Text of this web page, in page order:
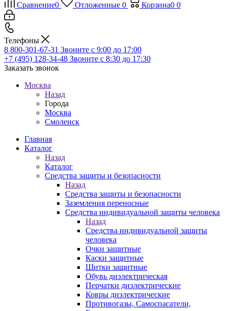
Сравнение0 Отложенные 0 Корзина0 0
Телефоны
8 800-301-67-31 Звоните с 9:00 до 17:00
+7 (495) 128-34-48 Звоните с 8:30 до 17:30
Заказать звонок
Москва
Назад
Города
Москва
Смоленск
Главная
Каталог
Назад
Каталог
Средства защиты и безопасности
Назад
Средства защиты и безопасности
Заземления переносные
Средства индивидуальной защиты человека
Назад
Средства индивидуальной защиты
человека
Очки защитные
Каски защитные
Щитки защитные
Обувь диэлектрическая
Перчатки диэлектрические
Ковры диэлектрические
Противогазы, Самоспасатели,